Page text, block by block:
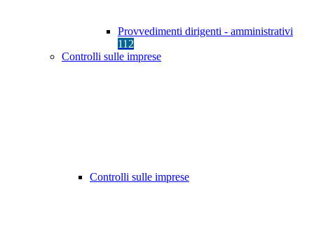
Provvedimenti dirigenti - amministrativi
112
Controlli sulle imprese
Controlli sulle imprese